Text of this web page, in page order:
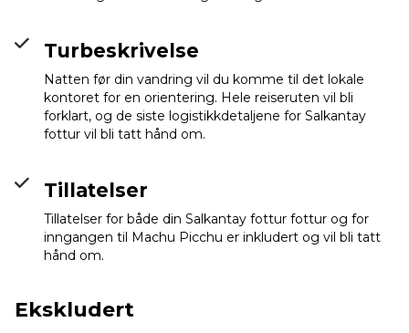
Turbeskrivelse
Natten før din vandring vil du komme til det lokale
kontoret for en orientering. Hele reiseruten vil bli
forklart, og de siste logistikkdetaljene for Salkantay
fottur vil bli tatt hånd om.
Tillatelser
Tillatelser for både din Salkantay fottur fottur og for
inngangen til Machu Picchu er inkludert og vil bli tatt
hånd om.
Ekskludert